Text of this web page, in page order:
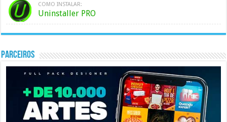
COMO INSTALAR:
Uninstaller PRO
PARCEIROS